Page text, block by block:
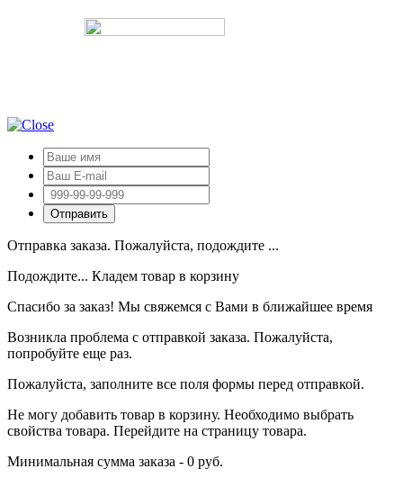
Отправка заказа. Пожалуйста, подождите ...
Подождите... Кладем товар в корзину
Спасибо за заказ! Мы свяжемся с Вами в ближайшее время
Возникла проблема с отправкой заказа. Пожалуйста,
попробуйте еще раз.
Пожалуйста, заполните все поля формы перед отправкой.
Не могу добавить товар в корзину. Необходимо выбрать
свойства товара. Перейдите на страницу товара.
Минимальная сумма заказа - 0 руб.